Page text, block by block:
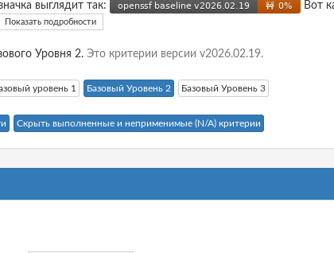
выглядит так:
Вот
Показать подробности
Уровня 2. Это критерии версии v2026.02.19.
уровень 1 Базовый Уровень 2 Базовый Уровень 3
Скрыть выполненные и неприменимые (N/A) критерии